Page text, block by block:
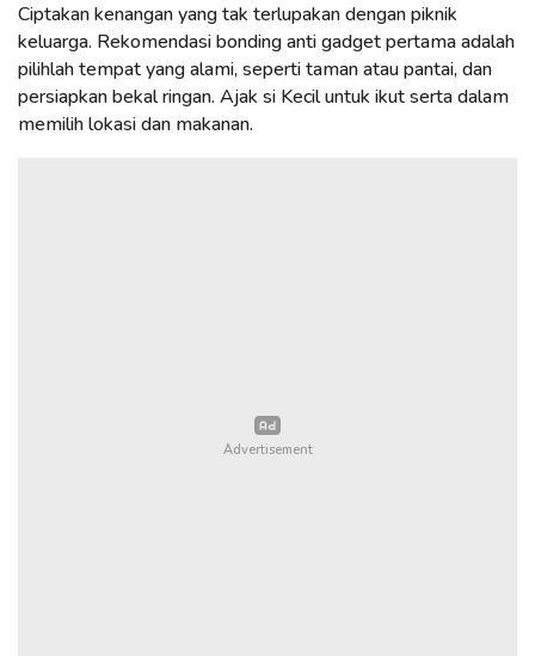
Ciptakan kenangan yang tak terlupakan dengan piknik
keluarga. Rekomendasi bonding anti gadget pertama adalah
pilihlah tempat yang alami, seperti taman atau pantai, dan
persiapkan bekal ringan. Ajak si Kecil untuk ikut serta dalam
memilih lokasi dan makanan.